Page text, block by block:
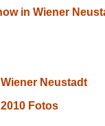
in Wiener
Neustadt
Fotos